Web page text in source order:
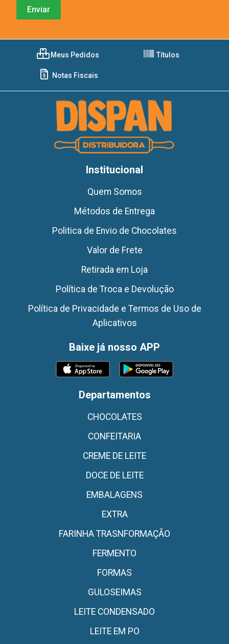
Meus Pedidos Títulos
Notas Fiscais
Institucional
Quem Somos
Métodos de Entrega
Politica de Envio de Chocolates
Valor de Frete
Retirada em Loja
Política de Troca e Devolução
Política de Privacidade e Termos de Uso de
Aplicativos
Baixe já nosso APP
Departamentos
CHOCOLATES
CONFEITARIA
CREME DE LEITE
DOCE DE LEITE
EMBALAGENS
EXTRA
FARINHA TRASNFORMAÇÃO
FERMENTO
FORMAS
GULOSEIMAS
LEITE CONDENSADO
LEITE EM PO